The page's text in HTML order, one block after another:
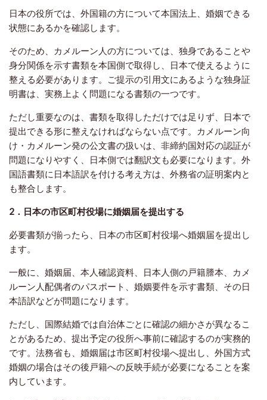
日本の役所では、外国籍の方について本国法上、婚姻できる
状態にあるかを確認します。
そのため、カメルーン人の方については、独身であることや
身分関係を示す書類を本国側で取得し、日本で使えるように
整える必要があります。ご提示の引用文にあるような独身証
明書は、実務上よく問題になる書類の一つです。
ただし重要なのは、書類を取得しただけでは足りず、日本で
提出できる形に整えなければならない点です。カメルーン向
け・カメルーン発の公文書の扱いは、非締約国対応の認証が
問題になりやすく、日本側では翻訳文も必要になります。外
国語書類に日本語訳を付ける考え方は、外務省の証明案内と
も整合します。
2．日本の市区町村役場に婚姻届を提出する
必要書類が揃ったら、日本の市区町村役場へ婚姻届を提出し
ます。
一般に、婚姻届、本人確認資料、日本人側の戸籍謄本、カメ
ルーン人配偶者のパスポート、婚姻要件を示す書類、その日
本語訳などが問題になります。
ただし、国際結婚では自治体ごとに確認の細かさが異なるこ
とがあるため、提出予定の役所へ事前に確認するのが実務的
です。法務省も、婚姻届は市区町村役場へ提出し、外国方式
婚姻の場合はその後戸籍への反映手続が必要になることを案
内しています。